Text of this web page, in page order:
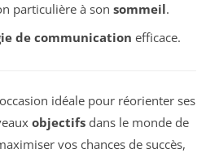
particulière à son sommeil.
de communication efficace.
idéale pour réorienter ses
objectifs dans le monde de
vos chances de succès,